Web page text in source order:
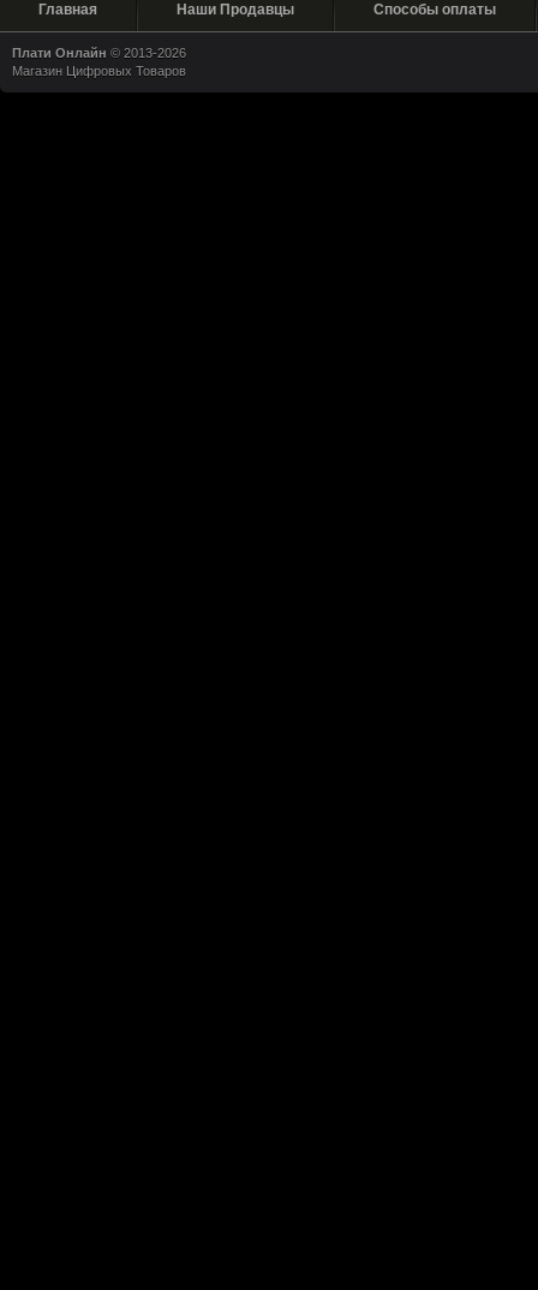
Главная Наши Продавцы Способы оплаты
Плати Онлайн © 2013-2026
Магазин Цифровых Товаров